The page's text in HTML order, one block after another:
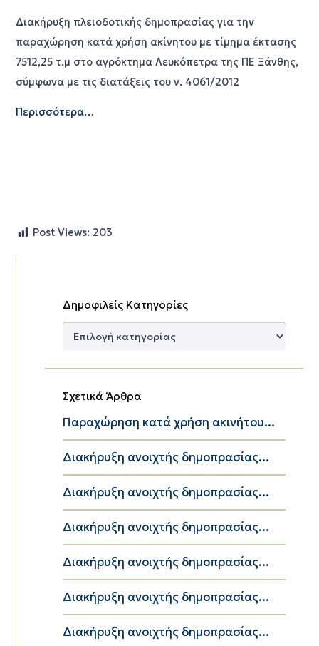
Διακήρυξη πλειοδοτικής δημοπρασίας για την
παραχώρηση κατά χρήση ακίνητου με τίμημα έκτασης
7512,25 τ.μ στο αγρόκτημα Λευκόπετρα της ΠΕ Ξάνθης,
σύμφωνα με τις διατάξεις του ν. 4061/2012
Περισσότερα…
Post Views: 203
Δημοφιλείς Κατηγορίες
Δημοφιλείς
Σχετικά Άρθρα
Παραχώρηση κατά χρήση ακινήτου...
Διακήρυξη ανοιχτής δημοπρασίας...
Διακήρυξη ανοιχτής δημοπρασίας...
Διακήρυξη ανοιχτής δημοπρασίας...
Διακήρυξη ανοιχτής δημοπρασίας...
Διακήρυξη ανοιχτής δημοπρασίας...
Διακήρυξη ανοιχτής δημοπρασίας...